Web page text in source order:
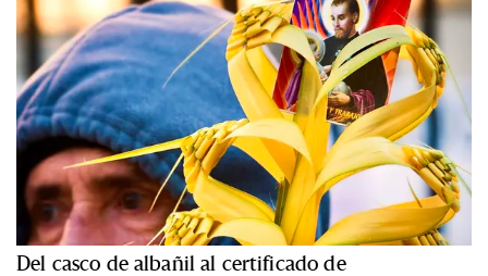
Del casco de albañil al certificado de